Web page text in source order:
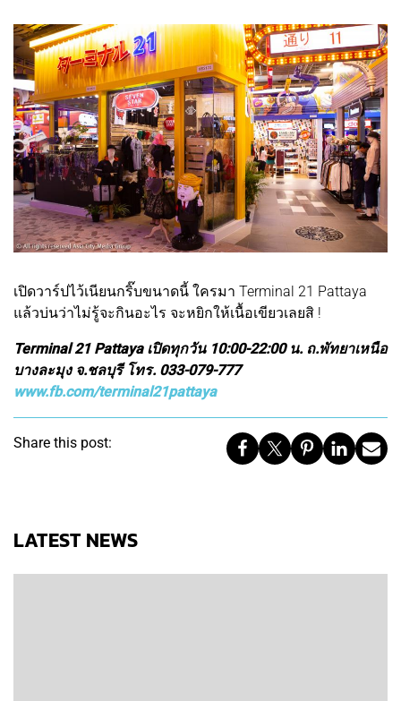
เปิดวาร์ปไว้เนียนกริ๊บขนาดนี้ ใครมา Terminal 21 Pattaya
แล้วบ่นว่าไม่รู้จะกินอะไร จะหยิกให้เนื้อเขียวเลยสิ !
Terminal 21 Pattaya เปิดทุกวัน 10:00-22:00 น. ถ.พัทยาเหนือ
บางละมุง จ.ชลบุรี โทร. 033-079-777
www.fb.com/terminal21pattaya
Share this post:
LATEST NEWS